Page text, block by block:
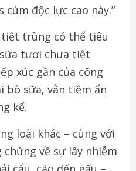
độc lực cao này.”
trùng có thể tiêu
tươi chưa tiệt
xúc gần của công
bò sữa, vẫn tiềm ẩn
kể.
loài khác – cùng với
chứng về sự lây nhiễm